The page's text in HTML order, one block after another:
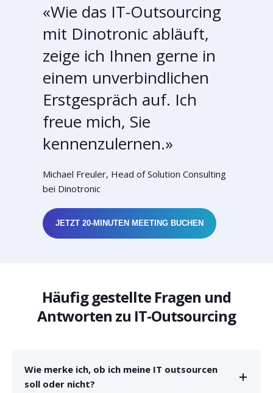
«Wie das IT-Outsourcing
mit Dinotronic abläuft,
zeige ich Ihnen gerne in
einem unverbindlichen
Erstgespräch auf. Ich
freue mich, Sie
kennenzulernen.»
Michael Freuler, Head of Solution Consulting
bei Dinotronic
JETZT 20-MINUTEN MEETING BUCHEN
Häufig gestellte Fragen und
Antworten zu IT-Outsourcing
Wie merke ich, ob ich meine IT outsourcen
soll oder nicht?